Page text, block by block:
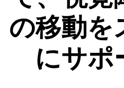
の移動を
にサポ